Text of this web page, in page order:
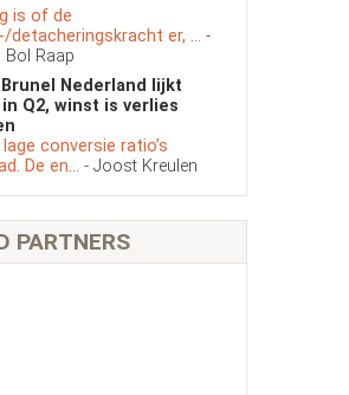
is of de
detacheringskracht er, ... -
Bol Raap
Nederland lijkt
Q2, winst is verlies
conversie ratio’s
De en... - Joost Kreulen
PARTNERS